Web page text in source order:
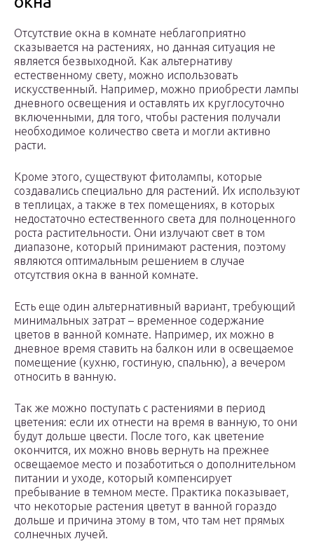
Отсутствие окна в комнате неблагоприятно
сказывается на растениях, но данная ситуация не
является безвыходной. Как альтернативу
естественному свету, можно использовать
искусственный. Например, можно приобрести лампы
дневного освещения и оставлять их круглосуточно
включенными, для того, чтобы растения получали
необходимое количество света и могли активно
расти.
Кроме этого, существуют фитолампы, которые
создавались специально для растений. Их используют
в теплицах, а также в тех помещениях, в которых
недостаточно естественного света для полноценного
роста растительности. Они излучают свет в том
диапазоне, который принимают растения, поэтому
являются оптимальным решением в случае
отсутствия окна в ванной комнате.
Есть еще один альтернативный вариант, требующий
минимальных затрат – временное содержание
цветов в ванной комнате. Например, их можно в
дневное время ставить на балкон или в освещаемое
помещение (кухню, гостиную, спальню), а вечером
относить в ванную.
Так же можно поступать с растениями в период
цветения: если их отнести на время в ванную, то они
будут дольше цвести. После того, как цветение
окончится, их можно вновь вернуть на прежнее
освещаемое место и позаботиться о дополнительном
питании и уходе, который компенсирует
пребывание в темном месте. Практика показывает,
что некоторые растения цветут в ванной гораздо
дольше и причина этому в том, что там нет прямых
солнечных лучей.